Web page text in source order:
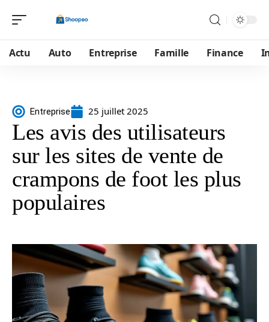
Actu Auto Entreprise Famille Finance
Entreprise 25 juillet 2025
Les avis des utilisateurs
sur les sites de vente de
crampons de foot les plus
populaires